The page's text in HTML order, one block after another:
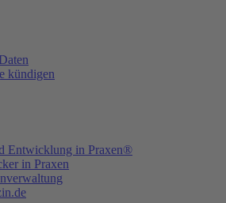
kündigen
Entwicklung in Praxen®
in Praxen